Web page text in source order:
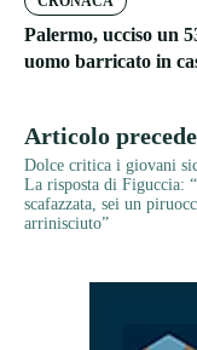
Palermo, ucciso un
uomo barricato in
Articolo
Dolce critica i giovani
La risposta di Figuccia:
scafazzata, sei un
arrinisciuto”